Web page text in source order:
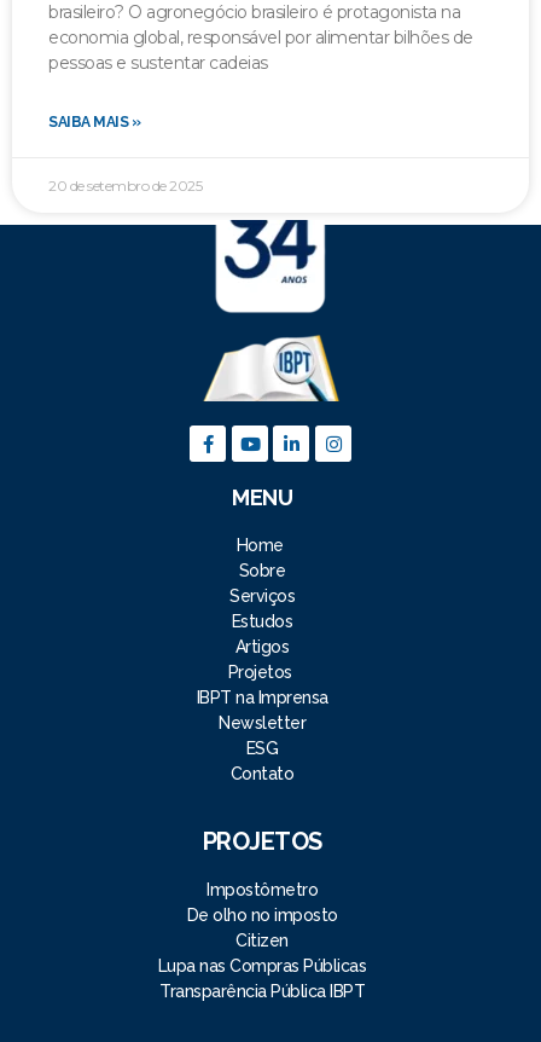
brasileiro? O agronegócio brasileiro é protagonista na
economia global, responsável por alimentar bilhões de
pessoas e sustentar cadeias
SAIBA MAIS »
20 de setembro de 2025
MENU
Home
Sobre
Serviços
Estudos
Artigos
Projetos
IBPT na Imprensa
Newsletter
ESG
Contato
PROJETOS
Impostômetro
De olho no imposto
Citizen
Lupa nas Compras Públicas
Transparência Pública IBPT